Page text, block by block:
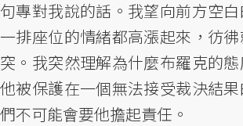
句專對我說的話。我望向前方空
一排座位的情緒都高漲起來，彷
突。我突然理解為什麼布羅克的態
他被保護在一個無法接受裁決結
們不可能會要他擔起責任。